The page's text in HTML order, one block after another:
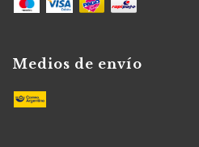
Medios de envío